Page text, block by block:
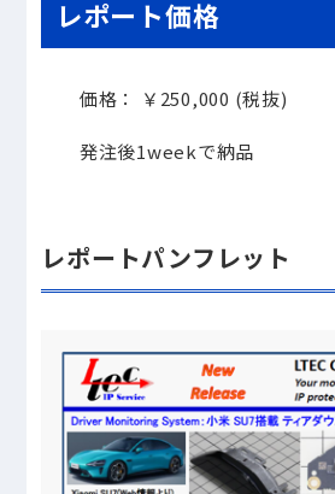
レポート価格
価格： ￥ 250,000 (税抜)
発注後1weekで納品
レポートパンフレット